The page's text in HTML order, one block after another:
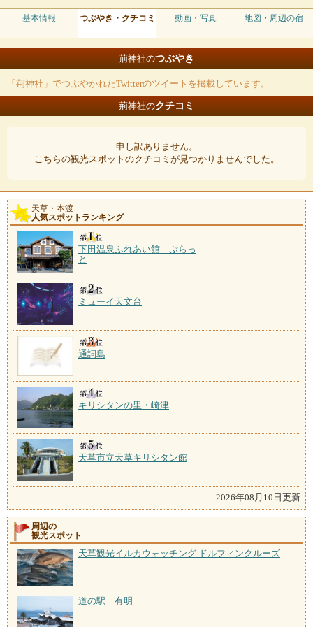
基本情報 つぶやき・クチコミ 動画・写真 地図・周辺の宿
荊神社のつぶやき
「荊神社」でつぶやかれたTwitterのツイートを掲載しています。
荊神社のクチコミ
申し訳ありません。
こちらの観光スポットのクチコミが見つかりませんでした。
天草・本渡
人気スポットランキング
下田温泉ふれあい館 ぷらっ
と
ミューイ天文台
通詞島
キリシタンの里・崎津
天草市立天草キリシタン館
2026年08月10日更新
周辺の
観光スポット
天草観光イルカウォッチング ドルフィンクルーズ
道の駅 有明